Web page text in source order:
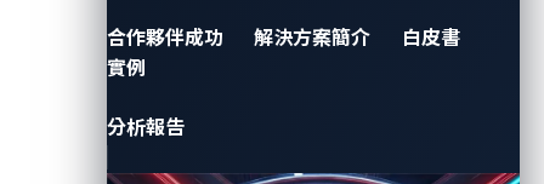
合作夥伴成功
實例
解決方案簡介 白皮書
分析報告